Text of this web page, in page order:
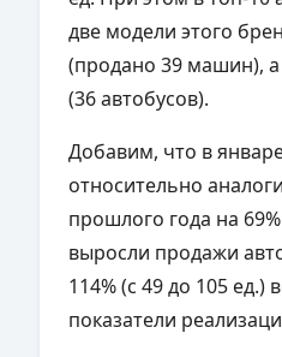
две модели этого
(продано 39 машин),
(36 автобусов).
Добавим, что в
относительно
прошлого года на
выросли продажи
114% (с 49 до 105 ед.)
показатели